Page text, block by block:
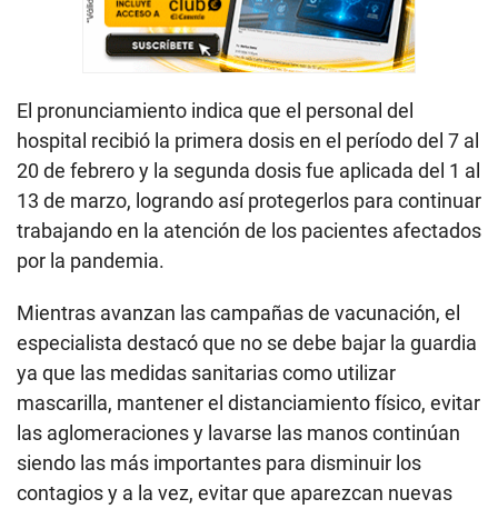
El pronunciamiento indica que el personal del
hospital recibió la primera dosis en el período del 7 al
20 de febrero y la segunda dosis fue aplicada del 1 al
13 de marzo, logrando así protegerlos para continuar
trabajando en la atención de los pacientes afectados
por la pandemia.
Mientras avanzan las campañas de vacunación, el
especialista destacó que no se debe bajar la guardia
ya que las medidas sanitarias como utilizar
mascarilla, mantener el distanciamiento físico, evitar
las aglomeraciones y lavarse las manos continúan
siendo las más importantes para disminuir los
contagios y a la vez, evitar que aparezcan nuevas